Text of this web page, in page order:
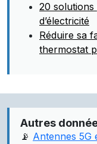
20
d’électricité
Réduire sa
thermostat
Autres
📡 Antennes 5G